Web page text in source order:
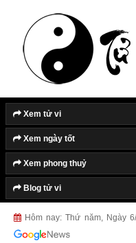
Xem tử vi
Xem ngày tốt
Xem phong thuỷ
Blog tử vi
Hôm nay: Thứ năm, Ngày